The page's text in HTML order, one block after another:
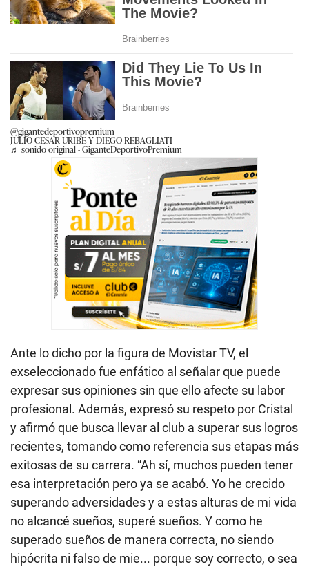
@gigantedeportivopremium
JULIO CESAR URIBE Y DIEGO REBAGLIATI
♬ sonido original - GiganteDeportivoPremium
Ante lo dicho por la figura de Movistar TV, el
exseleccionado fue enfático al señalar que puede
expresar sus opiniones sin que ello afecte su labor
profesional. Además, expresó su respeto por Cristal
y afirmó que busca llevar al club a superar sus logros
recientes, tomando como referencia sus etapas más
exitosas de su carrera. “Ah sí, muchos pueden tener
esa interpretación pero ya se acabó. Yo he crecido
superando adversidades y a estas alturas de mi vida
no alcancé sueños, superé sueños. Y como he
superado sueños de manera correcta, no siendo
hipócrita ni falso de mie... porque soy correcto, o sea